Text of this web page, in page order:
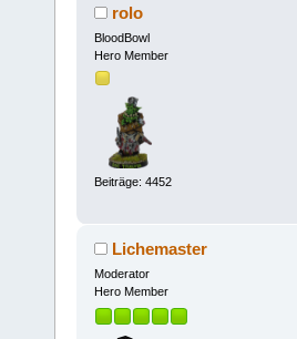
rolo
BloodBowl
Hero Member
Beiträge: 4452
Lichemaster
Moderator
Hero Member